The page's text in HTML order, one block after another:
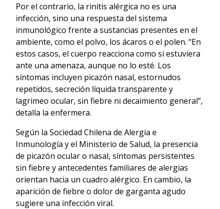
Por el contrario, la rinitis alérgica no es una
infección, sino una respuesta del sistema
inmunológico frente a sustancias presentes en el
ambiente, como el polvo, los ácaros o el polen. “En
estos casos, el cuerpo reacciona como si estuviera
ante una amenaza, aunque no lo esté. Los
síntomas incluyen picazón nasal, estornudos
repetidos, secreción líquida transparente y
lagrimeo ocular, sin fiebre ni decaimiento general”,
detalla la enfermera.
Según la Sociedad Chilena de Alergia e
Inmunología y el Ministerio de Salud, la presencia
de picazón ocular o nasal, síntomas persistentes
sin fiebre y antecedentes familiares de alergias
orientan hacia un cuadro alérgico. En cambio, la
aparición de fiebre o dolor de garganta agudo
sugiere una infección viral.